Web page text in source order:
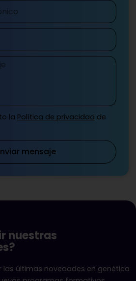
la Política de privacidad de
mensaje
nuestras
las últimas novedades en genética